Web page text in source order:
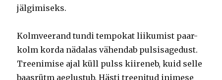
jälgimiseks.
Kolmveerand tundi tempokat liikumist paar-
kolm korda nädalas vähendab pulsisagedust.
Treenimise ajal küll pulss kiireneb, kuid selle
baasrütm aeglustub. Hästi treenitud inimese